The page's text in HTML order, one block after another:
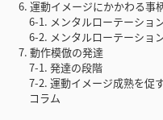
6. 運動イメージにかかわる事
6-1. メンタルローテーショ
6-2. メンタルローテーショ
7. 動作模倣の発達
7-1. 発達の段階
7-2. 運動イメージ成熟を促
コラム